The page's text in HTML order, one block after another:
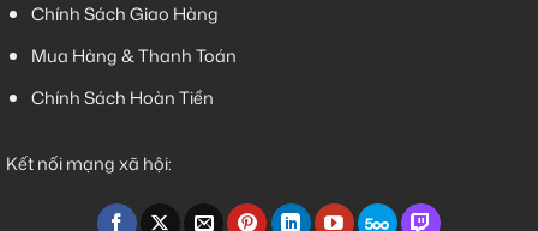
Chính Sách Giao Hàng
Mua Hàng & Thanh Toán
Chính Sách Hoàn Tiền
Kết nối mạng xã hội: